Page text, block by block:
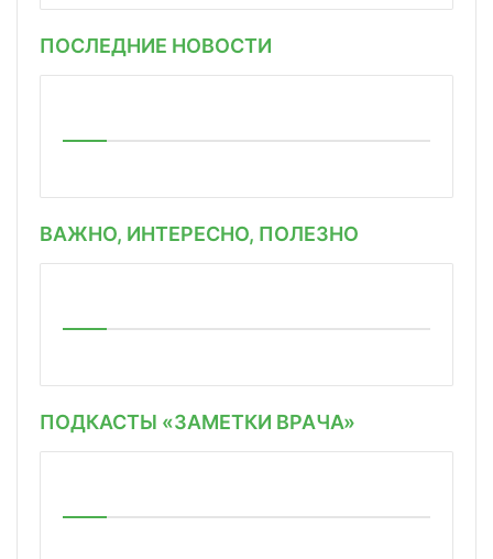
ПОСЛЕДНИЕ НОВОСТИ
ВАЖНО, ИНТЕРЕСНО, ПОЛЕЗНО
ПОДКАСТЫ «ЗАМЕТКИ ВРАЧА»